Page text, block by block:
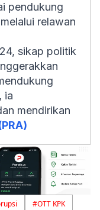
pendukung
relawan
sikap politik
ia
mendirikan
#OTT KPK